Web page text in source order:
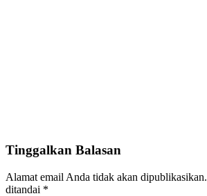
Tinggalkan Balasan
Alamat email Anda tidak akan dipublikasikan.
ditandai *